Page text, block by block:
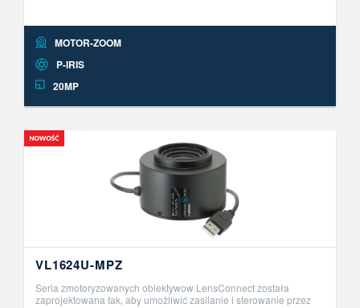
MOTOR-ZOOM
P-IRIS
20MP
VL1624U-MPZ
Seria zmotoryzowanych obiektywow LensConnect została
zaprojektowana tak, aby umożliwić zasilanie i sterowanie przez